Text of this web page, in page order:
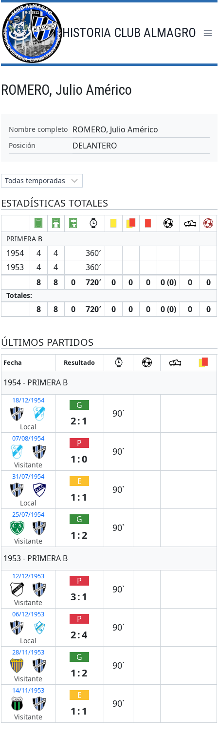
Saltar
al
contenido
HISTORIA CLUB ALMAGRO
ROMERO, Julio Américo
Nombre completo ROMERO, Julio Américo
Posición DELANTERO
ESTADÍSTICAS TOTALES
PRIMERA B
1954 4 4
360′
1953
4 4
360′
8
8 0 720′ 0 0 0 0 (0) 0 0
Totales:
8 8 0 720′ 0 0 0 0 (0) 0 0
ÚLTIMOS PARTIDOS
Fecha Resultado
1954 - PRIMERA B
18/12/1954
Local
G
2:1
90`
07/08/1954
Visitante
P
1:0
90`
31/07/1954
Local
E
1:1
90`
25/07/1954
Visitante
G
1:2
90`
1953 - PRIMERA B
12/12/1953
Visitante
P
3:1
90`
06/12/1953
Local
P
2:4
90`
28/11/1953
Visitante
G
1:2
90`
14/11/1953
Visitante
E
1:1
90`